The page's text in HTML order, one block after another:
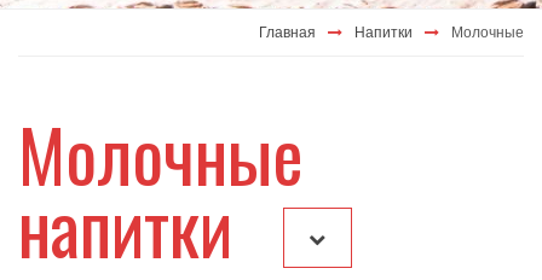
Главная Напитки Молочные
Молочные
напитки